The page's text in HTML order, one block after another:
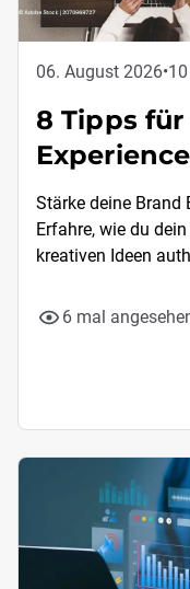
06. August 2026•
8 Tipps
Stärke deine Brand
Erfahre, wie du
kreativen Ideen
6 mal